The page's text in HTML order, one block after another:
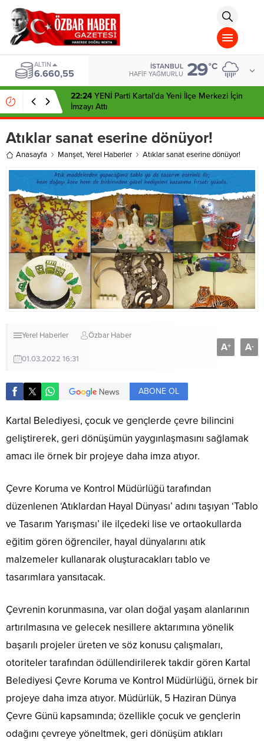
islami
chat
omegla
türk
sohbet
cinsel
sohbet
dini
chat
ALTIN
6.660,55
İSTANBUL
HAFIF YAĞMURLU 29°C
22:24 YENİ Parti Kartal’da Yeni İlçe Merkezi İçin
İmzayı Attı
Atıklar sanat eserine dönüyor!
Anasayfa Manşet,Yerel Haberler Atıklar sanat eserine dönüyor!
Yerel Haberler Özbar Haber
01.03.2022 16:31
A+ A-
ABONE OL
Kartal Belediyesi, çocuk ve gençlerde çevre bilincini
geliştirerek, geri dönüşümün yaygınlaşmasını sağlamak
amacı ile örnek bir projeye daha imza atıyor.
Çevre Koruma ve Kontrol Müdürlüğü tarafından
düzenlenen ‘Atıklardan Hayal Dünyası’ adını taşıyan ‘Tablo
ve Tasarım Yarışması’ ile ilçedeki lise ve ortaokullarda
eğitim gören öğrenciler, hayal dünyalarını atık
malzemeler kullanarak oluşturacakları tablo ve
tasarımlara yansıtacak.
Çevrenin korunmasına, var olan doğal yaşam alanlarının
artırılmasına ve gelecek nesillere aktarımına yönelik
başarılı projeler üreten ve söz konusu çalışmaları,
otoriteler tarafından ödüllendirilerek takdir gören Kartal
Belediyesi Çevre Koruma ve Kontrol Müdürlüğü, örnek bir
projeye daha imza atıyor. Müdürlük, 5 Haziran Dünya
Çevre Günü kapsamında; özellikle çocuk ve gençlerin
odağını çevreye yöneltmek, geri dönüşüm atıkları